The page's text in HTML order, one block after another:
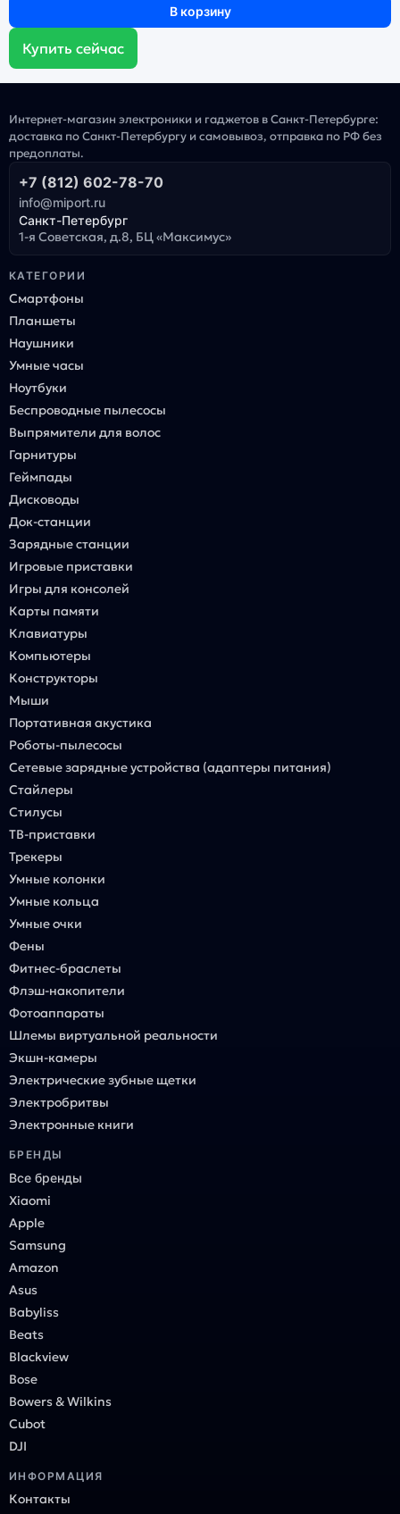
В корзину
Купить сейчас
Интернет-магазин электроники и гаджетов в Санкт-Петербурге:
доставка по Санкт-Петербургу и самовывоз, отправка по РФ без
предоплаты.
+7 (812) 602-78-70
info@miport.ru
Санкт-Петербург
1-я Советская, д.8, БЦ «Максимус»
КАТЕГОРИИ
Смартфоны
Планшеты
Наушники
Умные часы
Ноутбуки
Беспроводные пылесосы
Выпрямители для волос
Гарнитуры
Геймпады
Дисководы
Док-станции
Зарядные станции
Игровые приставки
Игры для консолей
Карты памяти
Клавиатуры
Компьютеры
Конструкторы
Мыши
Портативная акустика
Роботы-пылесосы
Сетевые зарядные устройства (адаптеры питания)
Стайлеры
Стилусы
ТВ-приставки
Трекеры
Умные колонки
Умные кольца
Умные очки
Фены
Фитнес-браслеты
Флэш-накопители
Фотоаппараты
Шлемы виртуальной реальности
Экшн-камеры
Электрические зубные щетки
Электробритвы
Электронные книги
БРЕНДЫ
Все бренды
Xiaomi
Apple
Samsung
Amazon
Asus
Babyliss
Beats
Blackview
Bose
Bowers & Wilkins
Cubot
DJI
ИНФОРМАЦИЯ
Контакты